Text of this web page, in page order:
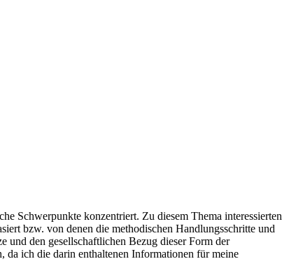
Schwerpunkte konzentriert. Zu diesem Thema interessierten
bzw. von denen die methodischen Handlungsschritte und
und den gesellschaftlichen Bezug dieser Form der
da ich die darin enthaltenen Informationen für meine